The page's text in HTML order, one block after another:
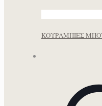
ΚΟΥΡΑΜΠΙΕΣ